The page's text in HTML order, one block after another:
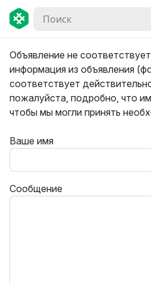
Объявление не соответствует
информация из объявления
соответствует
пожалуйста, подробно, что
чтобы мы могли принять
Ваше имя
Сообщение